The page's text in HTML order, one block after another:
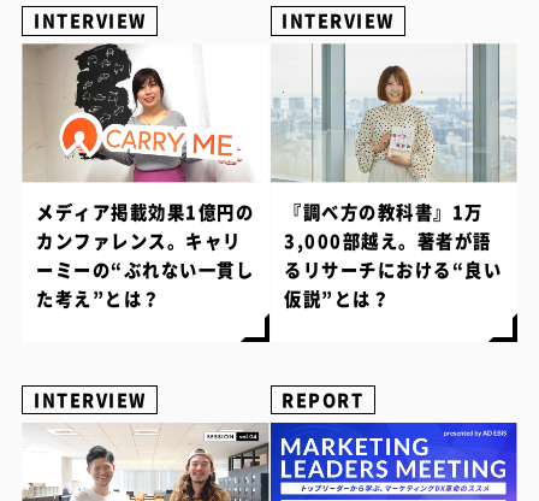
INTERVIEW
メディア掲載効果1億円の
カンファレンス。キャリ
ーミーの“ぶれない一貫し
た考え”とは？
INTERVIEW
『調べ方の教科書』1万
3,000部越え。著者が語
るリサーチにおける“良い
仮説”とは？
INTERVIEW REPORT